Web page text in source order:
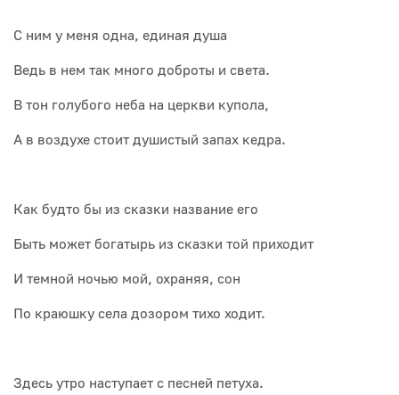
С ним у меня одна, единая душа
Ведь в нем так много доброты и света.
В тон голубого неба на церкви купола,
А в воздухе стоит душистый запах кедра.
Как будто бы из сказки название его
Быть может богатырь из сказки той приходит
И темной ночью мой, охраняя, сон
По краюшку села дозором тихо ходит.
Здесь утро наступает с песней петуха.